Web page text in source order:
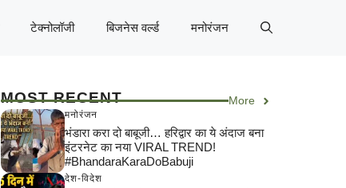
टेक्नोलॉजी बिजनेस वर्ल्ड मनोरंजन
MOST RECENT More
मनोरंजन
भंडारा करा दो बाबूजी… हरिद्वार का ये अंदाज बना
इंटरनेट का नया VIRAL TREND!
#BhandaraKaraDoBabuji
देश-विदेश